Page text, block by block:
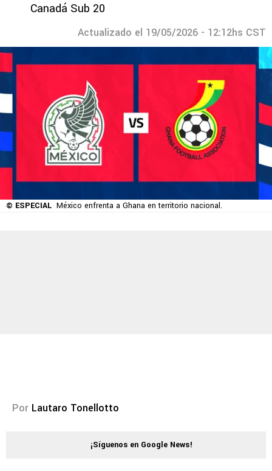
Canadá Sub 20
Actualizado el 19/05/2026 - 12:12hs CST
© ESPECIAL México enfrenta a Ghana en territorio nacional.
Por Lautaro Tonellotto
¡Síguenos en Google News!